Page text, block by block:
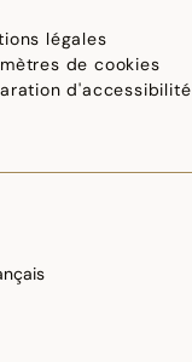
légales
de cookies
d'accessibilité